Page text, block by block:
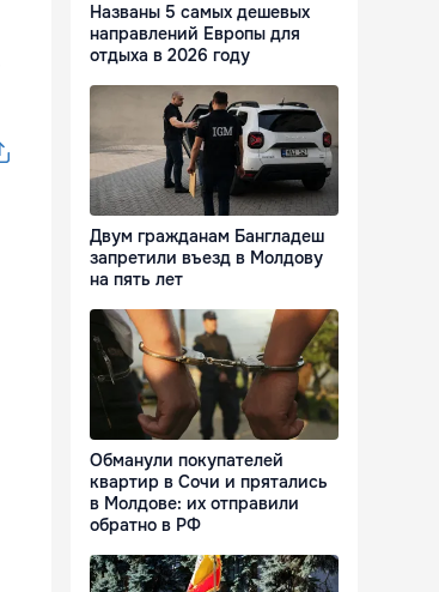
Названы 5 самых дешевых
направлений Европы для
отдыха в 2026 году
Двум гражданам Бангладеш
запретили въезд в Молдову
на пять лет
Обманули покупателей
квартир в Сочи и прятались
в Молдове: их отправили
обратно в РФ